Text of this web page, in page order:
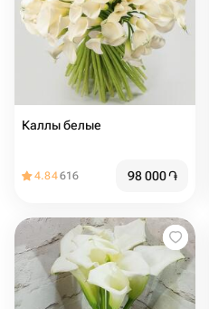
Каллы белые
4.84616 98 000֏